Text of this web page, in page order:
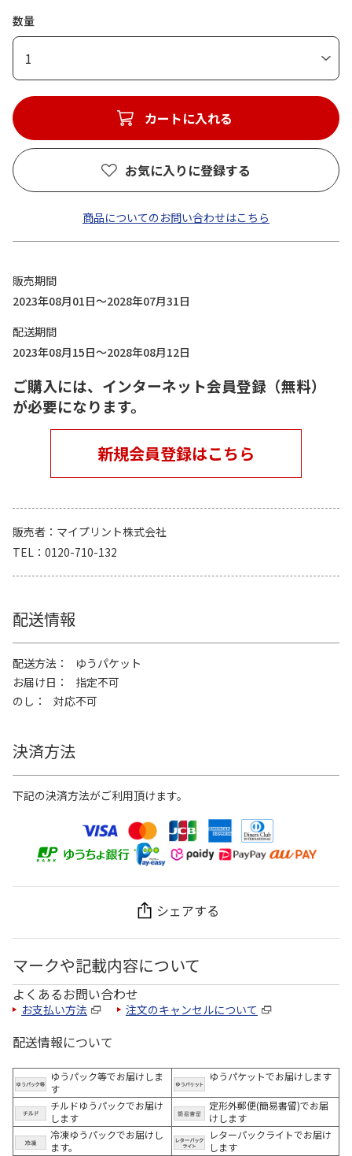
数量
1
カートに入れる
お気に入りに登録する
商品についてのお問い合わせはこちら
販売期間
2023年08月01日～2028年07月31日
配送期間
2023年08月15日～2028年08月12日
ご購入には、インターネット会員登録（無料）
が必要になります。
新規会員登録はこちら
販売者
マイプリント株式会社
TEL
0120-710-132
配送情報
配送方法
ゆうパケット
お届け日
指定不可
のし
対応不可
決済方法
下記の決済方法がご利用頂けます。
シェアする
マークや記載内容について
よくあるお問い合わせ
お支払い方法 注文のキャンセルについて
配送情報について
ゆうパック等でお届けしま
す
ゆうパケットでお届けします
チルドゆうパックでお届け
します
定形外郵便(簡易書留)でお届
けします
冷凍ゆうパックでお届けし
ます。
レターパックライトでお届け
します